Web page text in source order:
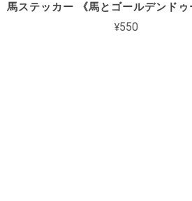
馬ステッカー 《馬とゴールデンドゥ
¥550